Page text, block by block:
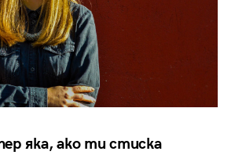
яка, ако ти стиска